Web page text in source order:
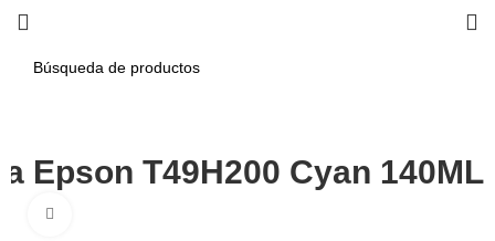
Epson T49H200 Cyan 140ML